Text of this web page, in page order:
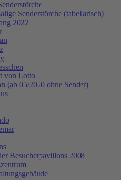
Senderstörche (tabellarisch)
2022
von Lotto
(ab 05/2020 ohne Sender)
Besucherpavillons 2008